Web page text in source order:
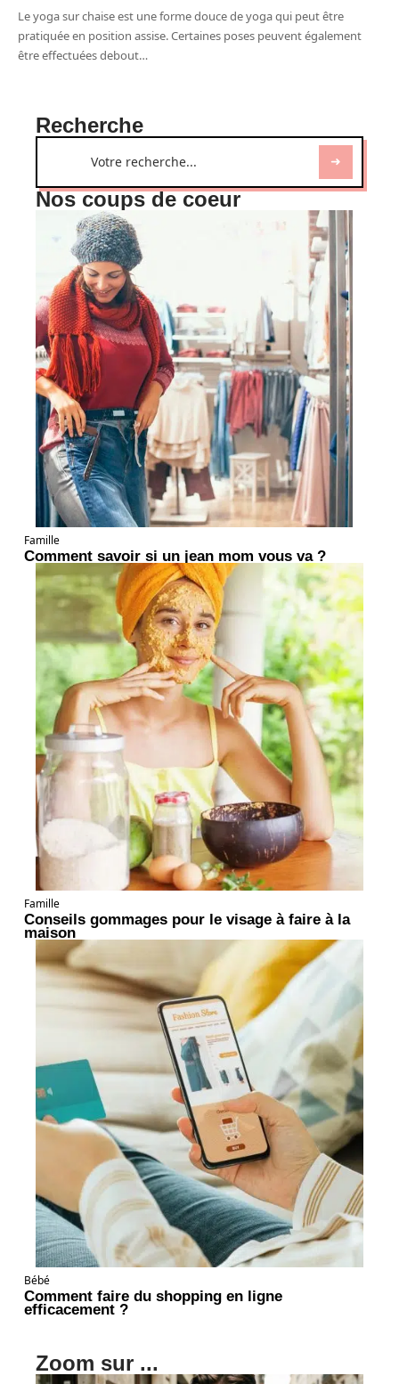
Le yoga sur chaise est une forme douce de yoga qui peut être
pratiquée en position assise. Certaines poses peuvent également
être effectuées debout…
Recherche
Nos coups de coeur
Famille
Comment savoir si un jean mom vous va ?
Famille
Conseils gommages pour le visage à faire à la
maison
Bébé
Comment faire du shopping en ligne
efficacement ?
Zoom sur ...